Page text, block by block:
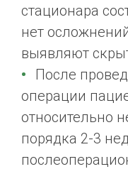
стационара
нет
выявляют
После
операции
относительно
порядка 2-3